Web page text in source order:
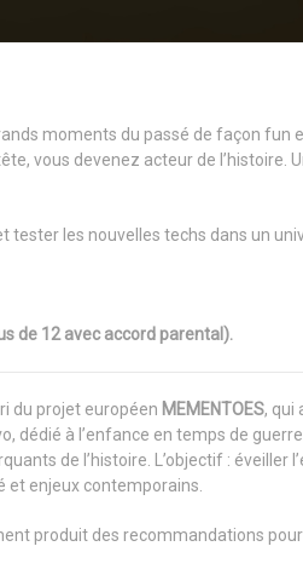
moments du passé de façon fun
vous devenez acteur de
tester les nouvelles techs dans un
de 12 avec accord parental).
du projet européen MEMENTOES, qui
dédié à l’enfance en temps de
de l’histoire. L’objectif : éveiller
et enjeux contemporains.
produit des recommandations